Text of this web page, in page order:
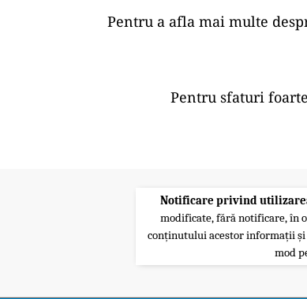
Pentru a afla mai multe
Pentru sfaturi
Notificare privind
modificate, fără notificare, în
conținutului acestor informații și
mod